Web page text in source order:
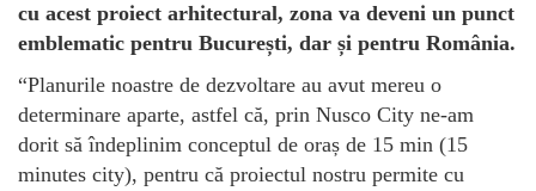
cu acest proiect arhitectural, zona va deveni un punct
emblematic pentru București, dar și pentru România.
“Planurile noastre de dezvoltare au avut mereu o
determinare aparte, astfel că, prin Nusco City ne-am
dorit să îndeplinim conceptul de oraș de 15 min (15
minutes city), pentru că proiectul nostru permite cu